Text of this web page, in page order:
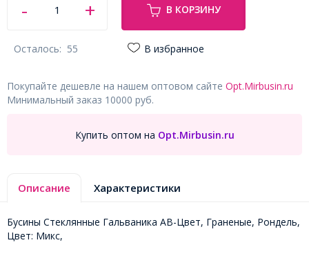
В КОРЗИНУ
Осталось: 55 В избранное
Покупайте дешевле на нашем оптовом сайте Opt.Mirbusin.ru
Минимальный заказ 10000 руб.
Купить оптом на Opt.Mirbusin.ru
Описание Характеристики
Бусины Стеклянные Гальваника АВ-Цвет, Граненые, Рондель,
Цвет: Микс,